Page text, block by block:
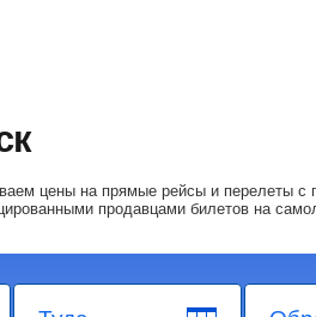
цены на прямые рейсы и перелеты с
продавцами билетов на